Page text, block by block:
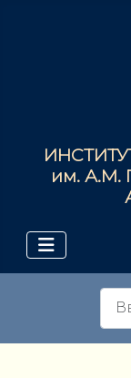
им. А.М.